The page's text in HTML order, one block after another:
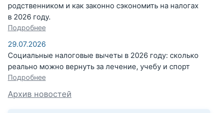
родственником и как законно сэкономить на налогах
в 2026 году.
Подробнее
29.07.2026
Социальные налоговые вычеты в 2026 году: сколько
реально можно вернуть за лечение, учебу и спорт
Подробнее
Архив новостей